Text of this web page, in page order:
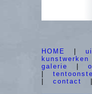
HOME
kunstwerken
galerie
contact